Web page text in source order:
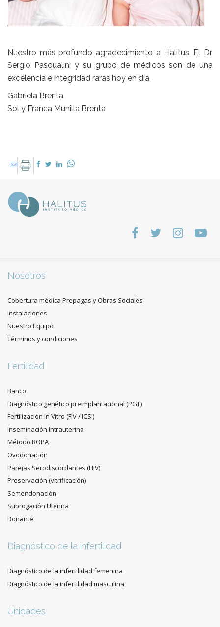
Nuestro más profundo agradecimiento a Halitus. El Dr.
Sergio Pasqualini y su grupo de médicos son de una
excelencia e integridad raras hoy en día.
Gabriela Brenta
Sol y Franca Munilla Brenta
Nosotros
Cobertura médica Prepagas y Obras Sociales
Instalaciones
Nuestro Equipo
Términos y condiciones
Fertilidad
Banco
Diagnóstico genético preimplantacional (PGT)
Fertilización In Vitro (FIV / ICSI)
Inseminación Intrauterina
Método ROPA
Ovodonación
Parejas Serodiscordantes (HIV)
Preservación (vitrificación)
Semendonación
Subrogación Uterina
Donante
Diagnóstico de la infertilidad
Diagnóstico de la infertilidad femenina
Diagnóstico de la infertilidad masculina
Unidades